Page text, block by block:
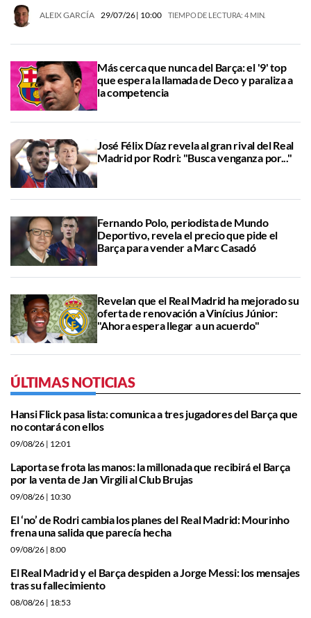
ALEIX GARCÍA 29/07/26| 10:00 TIEMPO DE LECTURA: 4 MIN.
Más cerca que nunca del Barça: el '9' top
que espera la llamada de Deco y paraliza a
la competencia
José Félix Díaz revela al gran rival del Real
Madrid por Rodri: "Busca venganza por..."
Fernando Polo, periodista de Mundo
Deportivo, revela el precio que pide el
Barça para vender a Marc Casadó
Revelan que el Real Madrid ha mejorado su
oferta de renovación a Vinícius Júnior:
"Ahora espera llegar a un acuerdo"
ÚLTIMAS NOTICIAS
Hansi Flick pasa lista: comunica a tres jugadores del Barça que
no contará con ellos
09/08/26 | 12:01
Laporta se frota las manos: la millonada que recibirá el Barça
por la venta de Jan Virgili al Club Brujas
09/08/26 | 10:30
El ‘no’ de Rodri cambia los planes del Real Madrid: Mourinho
frena una salida que parecía hecha
09/08/26 | 8:00
El Real Madrid y el Barça despiden a Jorge Messi: los mensajes
tras su fallecimiento
08/08/26 | 18:53